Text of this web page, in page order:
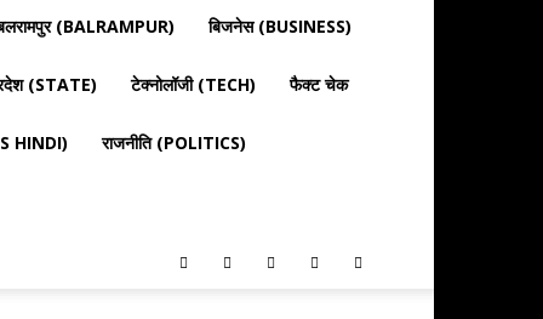
(BALRAMPUR) बिजनेस (BUSINESS)
(STATE) टेक्नोलॉजी (TECH) फैक्ट चेक
HINDI) राजनीति (POLITICS)